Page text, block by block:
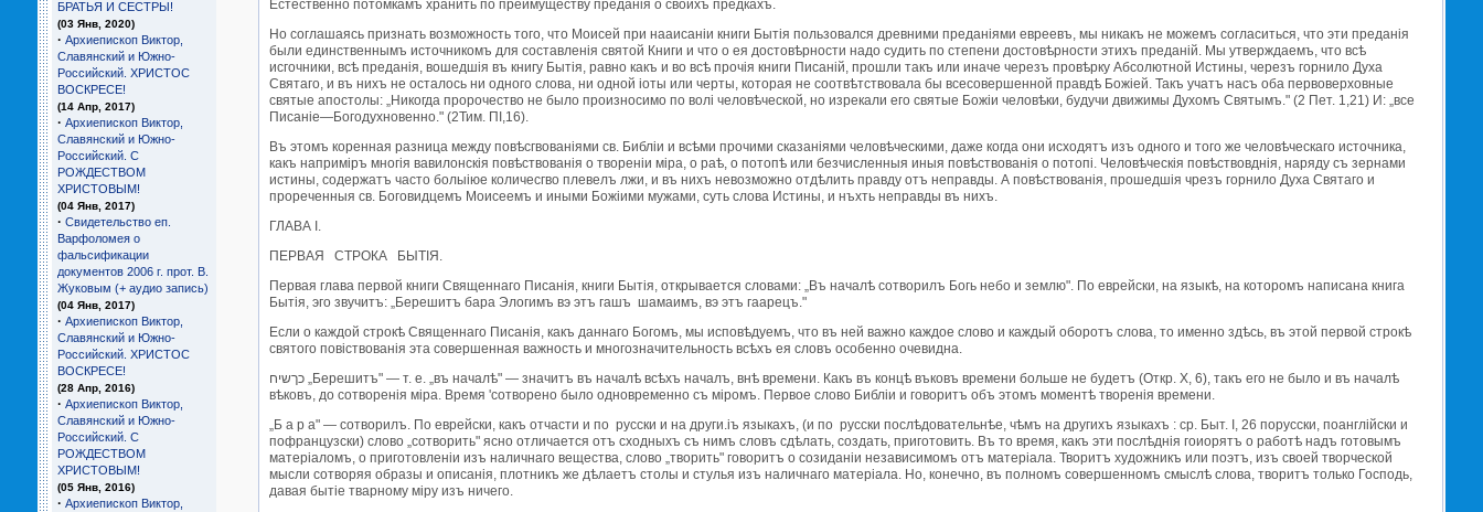
БРАТЬЯ И СЕCТРЫ!
(03 Янв, 2020)
· Архиепископ Виктор,
Славянский и Южно-
Российский. ХРИСТОС
ВОСКРЕСЕ!
(14 Апр, 2017)
· Архиепископ Виктор,
Славянский и Южно-
Российский. С
РОЖДЕСТВОМ
ХРИСТОВЫМ!
(04 Янв, 2017)
· Свидетельство еп.
Варфоломея о
фальсификации
документов 2006 г. прот. В.
Жуковым (+ аудио запись)
(04 Янв, 2017)
· Архиепископ Виктор,
Славянский и Южно-
Российский. ХРИСТОС
ВОСКРЕСЕ!
(28 Апр, 2016)
· Архиепископ Виктор,
Славянский и Южно-
Российский. С
РОЖДЕСТВОМ
ХРИСТОВЫМ!
(05 Янв, 2016)
· Архиепископ Виктор,
Естественно потомкамъ хранить по преимуществу преданiя о своихъ предкахъ.
Но соглашаясь признать возможность того, что Моисей при нааисанiи книги Бытiя пользовался древними преданiями евреевъ, мы никакъ не можемъ согласиться, что эти преданiя
были единственнымъ источникомъ для составленiя святой Книги и что о ея достовѣрности надо судить по степени достовѣрности этихъ преданiй. Мы утверждаемъ, что всѣ
исгочники, всѣ преданiя, вошедшiя въ книгу Бытiя, равно какъ и во всѣ прочiя книги Писанiй, прошли такъ или иначе черезъ провѣрку Абсолютной Истины, черезъ горнило Духа
Святаго, и въ нихъ не осталось ни одного слова, ни одной iоты или черты, которая не соотвѣтствовала бы всесовершенной правдѣ Божiей. Такъ учатъ насъ оба первоверховные
святые апостолы: „Никогда пророчество не было произносимо по волi человѣческой, но изрекали его святые Божiи человѣки, будучи движимы Духомъ Святымъ." (2 Пет. 1,21) И: „все
Писанiе—Богодухновенно." (2Тим. ПI,16).
Въ этомъ коренная разница между повѣсгвованiями св. Библiи и всѣми прочими сказанiями человѣческими, даже когда они исходятъ изъ одного и того же человѣческаго источника,
какъ напримiръ многiя вавилонскiя повѣствованiя о творенiи мiра, о раѣ, о потопѣ или безчисленныя иныя повѣствованiя о потопi. Человѣческiя повѣствовднiя, наряду съ зернами
истины, содержатъ часто болыiюе количесгво плевелъ лжи, и въ нихъ невозможно отдѣлить правду отъ неправды. А повѣствованiя, прошедшiя чрезъ горнило Духа Святаго и
прореченныя св. Боговидцемъ Моисеемъ и иными Божiими мужами, суть слова Истины, и нъхть неправды въ нихъ.
ГЛАВА I.
ПЕРВАЯ СТРОКА БЫТIЯ.
Первая глава первой книги Священнаго Писанiя, книги Бытiя, открывается словами: „Въ началѣ сотворилъ Богь небо и землю". По еврейски, на языкѣ, на которомъ написана книга
Бытiя, эго звучитъ: „Берешитъ бара Элогимъ вэ этъ гашъ шамаимъ, вэ этъ гаарецъ."
Если о каждой строкѣ Священнаго Писанiя, какъ даннаго Богомъ, мы исповѣдуемъ, что въ ней важно каждое слово и каждый оборотъ слова, то именно здѣсь, въ этой первой строкѣ
святого повiствованiя эта совершенная важность и многозначительность всѣхъ ея словъ особенно очевидна.
כךשיח „Берешитъ" — т. е. „въ началѣ" — значитъ въ началѣ всѣхъ началъ, внѣ времени. Какъ въ концѣ въковъ времени больше не будетъ (Откр. X, 6), такъ его не было и въ началѣ
вѣковъ, до сотворенiя мiра. Время 'сотворено было одновременно съ мiромъ. Первое слово Библiи и говоритъ объ этомъ моментѣ творенiя времени.
„Б а р а" — сотворилъ. По еврейски, какъ отчасти и по русски и на други.iъ языкахъ, (и по русски послѣдовательнѣе, чѣмъ на другихъ языкахъ : ср. Быт. I, 26 порусски, поанглiйски и
пофранцузски) слово „сотворить" ясно отличается отъ сходныхъ съ нимъ словъ сдѣлать, создать, приготовить. Въ то время, какъ эти послѣднiя гоиорятъ о работѣ надъ готовымъ
матерiаломъ, о приготовленiи изъ наличнаго вещества, слово „творить" говоритъ о созиданiи независимомъ отъ матерiала. Творитъ художникъ или поэтъ, изъ своей творческой
мысли сотворяя образы и описанiя, плотникъ же дѣлаетъ столы и стулья изъ наличнаго матерiала. Но, конечно, въ полномъ совершенномъ смыслѣ слова, творитъ только Господь,
давая бытiе тварному мiру изъ ничего.